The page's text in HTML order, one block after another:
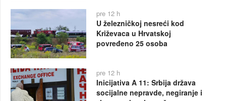
pre 12 h
U železničkoj nesreći kod
Križevaca u Hrvatskoj
povređeno 25 osoba
pre 12 h
Inicijativa A 11: Srbija država
socijalne nepravde, negiranje i